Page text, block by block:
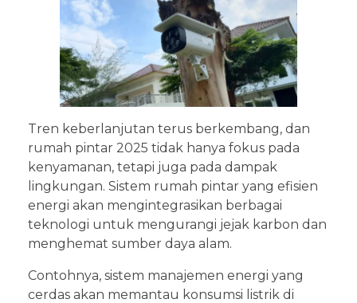
Tren keberlanjutan terus berkembang, dan
rumah pintar 2025 tidak hanya fokus pada
kenyamanan, tetapi juga pada dampak
lingkungan. Sistem rumah pintar yang efisien
energi akan mengintegrasikan berbagai
teknologi untuk mengurangi jejak karbon dan
menghemat sumber daya alam.
Contohnya, sistem manajemen energi yang
cerdas akan memantau konsumsi listrik di